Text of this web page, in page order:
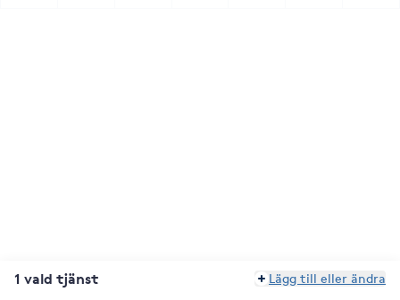
1 vald tjänst Lägg till eller ändra